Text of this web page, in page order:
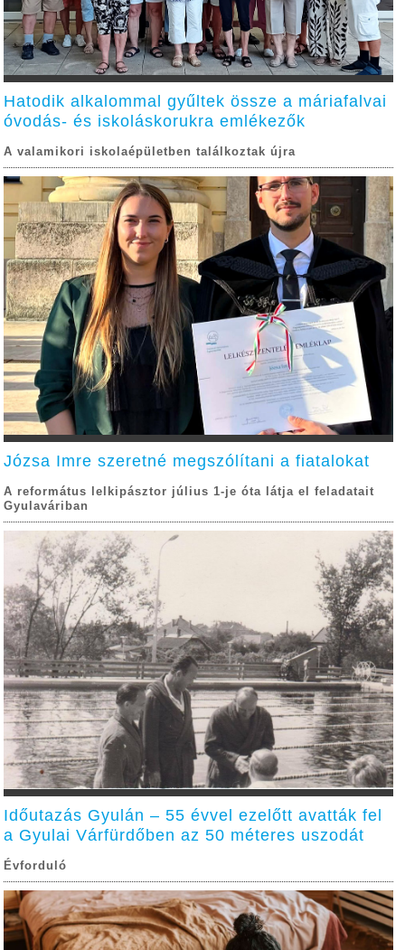
Hatodik alkalommal gyűltek össze a máriafalvai
óvodás- és iskoláskorukra emlékezők
A valamikori iskolaépületben találkoztak újra
Józsa Imre szeretné megszólítani a fiatalokat
A református lelkipásztor július 1-je óta látja el feladatait
Gyulaváriban
Időutazás Gyulán – 55 évvel ezelőtt avatták fel
a Gyulai Várfürdőben az 50 méteres uszodát
Évforduló